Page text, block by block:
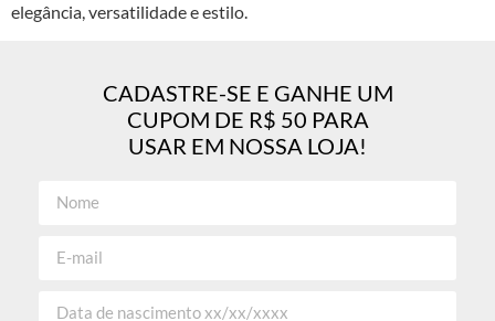
elegância, versatilidade e estilo.
CADASTRE-SE E GANHE UM
CUPOM DE R$ 50 PARA
USAR EM NOSSA LOJA!